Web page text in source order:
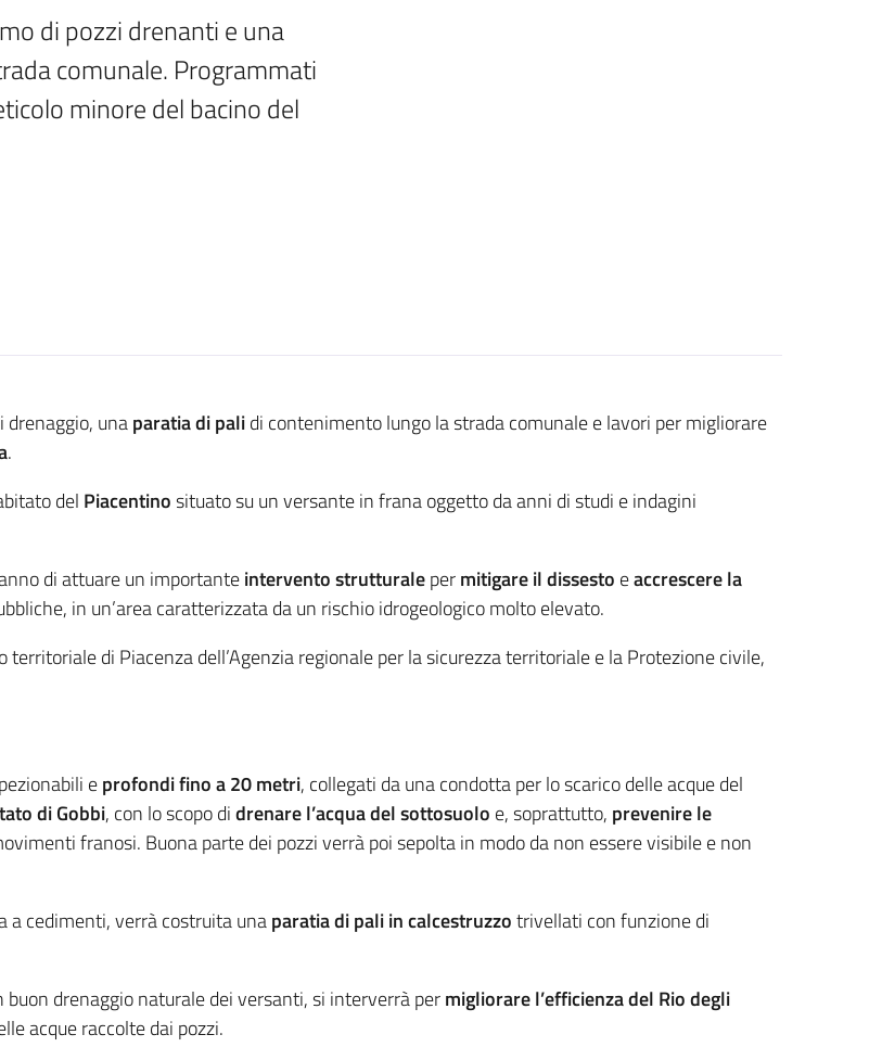
di pozzi drenanti e una
comunale. Programmati
minore del bacino del
drenaggio, unaparatia di palidi contenimento lungo la strada comunale e lavori per migliorare
.
del Piacentinosituato su un versante in frana oggetto da anni di studi e indagini
di attuare un importanteintervento strutturalepermitigare il dissesto eaccrescere la
in un’area caratterizzata da un rischio idrogeologico molto elevato.
di Piacenza dell’Agenzia regionale per la sicurezza territoriale e la Protezione civile,
eprofondi fino a 20 metri, collegati da una condotta per lo scarico delle acque del
di Gobbi, con lo scopo didrenare l’acqua del sottosuolo e, soprattutto, prevenire le
franosi. Buona parte dei pozzi verrà poi sepolta in modo da non essere visibile e non
a cedimenti, verrà costruita unaparatia di pali in calcestruzzotrivellati con funzione di
drenaggio naturale dei versanti, si interverrà permigliorare l’efficienza del Rio degli
acque raccolte dai pozzi.